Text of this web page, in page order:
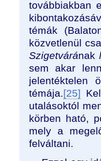
továbbiakban
témák
közvetlenül
Szigetvárának
sem akar
jelentéktelen
témája.[25]
utalásoktól
körben ható,
mely a
felváltani.